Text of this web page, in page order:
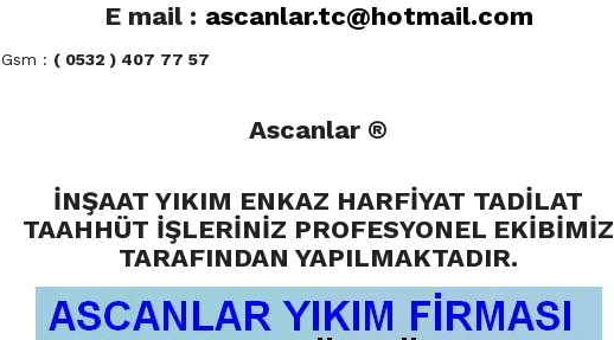
E mail : ascanlar.tc@hotmail.com
Gsm : ( 0532 ) 407 77 57
Ascanlar ®
İNŞAAT YIKIM ENKAZ HARFİYAT TADİLAT
TAAHHÜT İŞLERİNİZ PROFESYONEL EKİBİMİZ
TARAFINDAN YAPILMAKTADIR.